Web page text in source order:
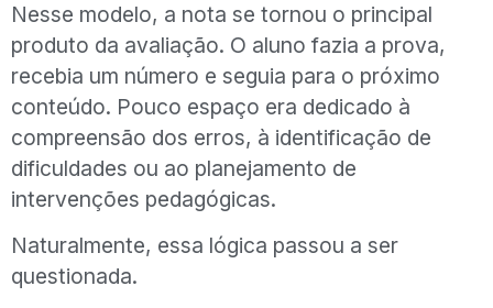
Nesse modelo, a nota se tornou o principal
produto da avaliação. O aluno fazia a prova,
recebia um número e seguia para o próximo
conteúdo. Pouco espaço era dedicado à
compreensão dos erros, à identificação de
dificuldades ou ao planejamento de
intervenções pedagógicas.
Naturalmente, essa lógica passou a ser
questionada.